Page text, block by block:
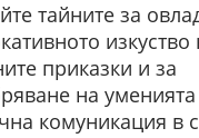
тайните за
изкуство
приказки и за
на уменията
комуникация в